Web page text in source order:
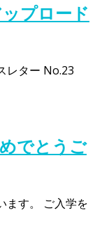
プロード
レター No.23
でとうご
ます。 ご入学を